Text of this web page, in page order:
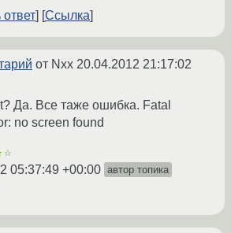
ответ
Ссылка
от Nxx 20.04.2012 21:17:02
Да. Все таже ошибка. Fatal
no screen found
05:37:49 +00:00 автор топика